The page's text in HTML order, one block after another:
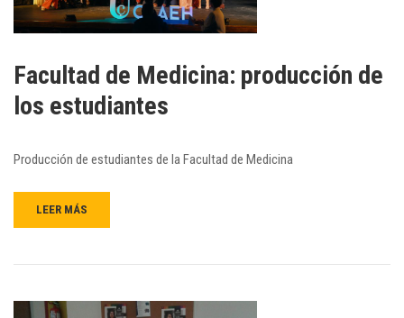
Facultad de Medicina: producción de
los estudiantes
Producción de estudiantes de la Facultad de Medicina
LEER MÁS